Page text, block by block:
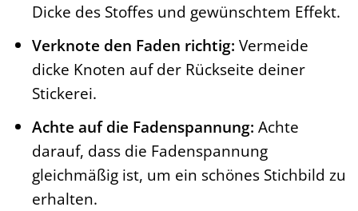
Dicke des Stoffes und gewünschtem Effekt.
Verknote den Faden richtig: Vermeide
dicke Knoten auf der Rückseite deiner
Stickerei.
Achte auf die Fadenspannung: Achte
darauf, dass die Fadenspannung
gleichmäßig ist, um ein schönes Stichbild zu
erhalten.